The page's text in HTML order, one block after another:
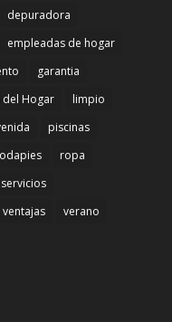
depuradora
empleadas de hogar
garantia
del Hogar
limpio
piscinas
ropa
servicios
ventajas
verano